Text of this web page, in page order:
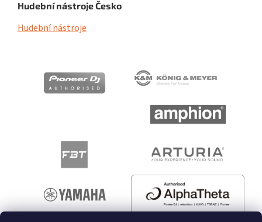
Hudební nástroje Česko
Hudební nástroje